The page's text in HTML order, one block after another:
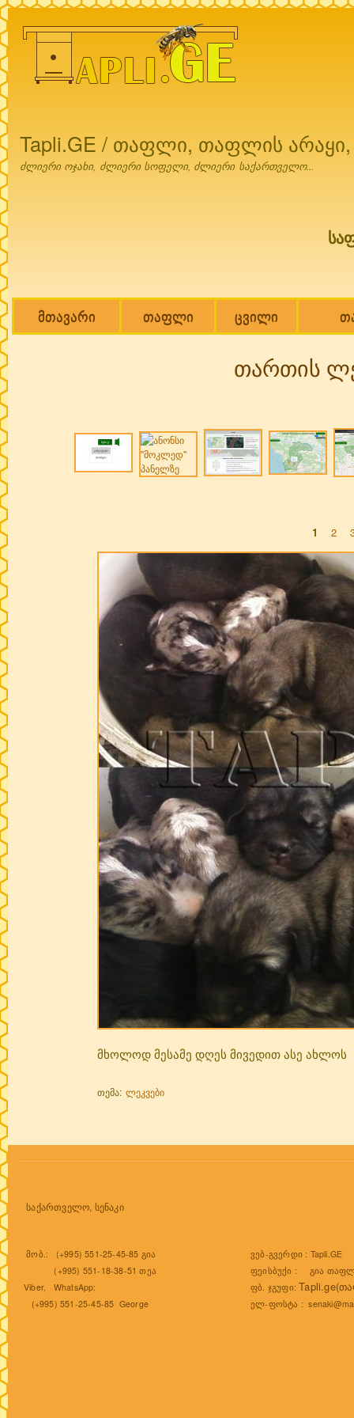
Tapli.GE / თაფლი, თაფლის
ძლიერი ოჯახი, ძლიერი სოფელი, ძლიერი საქართველო...
Main menu
მთავარი თაფლი ცვილი
თართის
Pages
1 2
მხოლოდ მესამე დღეს მივედით ასე ახლოს
თემა: ლეკვები
საქართველო, სენაკი
მობ.: (+995) 551-25-45-85 გია
(+995) 551-18-38-51 თეა
Viber, WhatsApp:
(+995) 551-25-45-85 George
ვებ-გვერდი : Tapli.GE
ფეისბუქი : გია
ფბ. ჯგუფი:
ელ-ფოსტა :